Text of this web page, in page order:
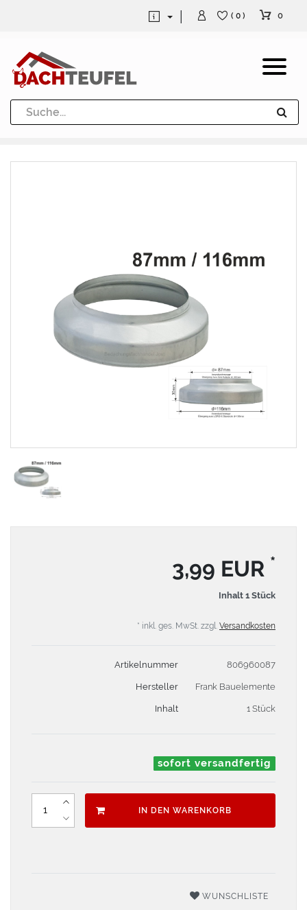
Dachrinne und Fallrohre
Werkzeuge und Löttechnik
( 0 ) 0
3,99 EUR *
Inhalt 1 Stück
* inkl. ges. MwSt. zzgl. Versandkosten
Artikelnummer 806960087
Hersteller Frank Bauelemente
Inhalt 1 Stück
sofort versandfertig
IN DEN WARENKORB
WUNSCHLISTE